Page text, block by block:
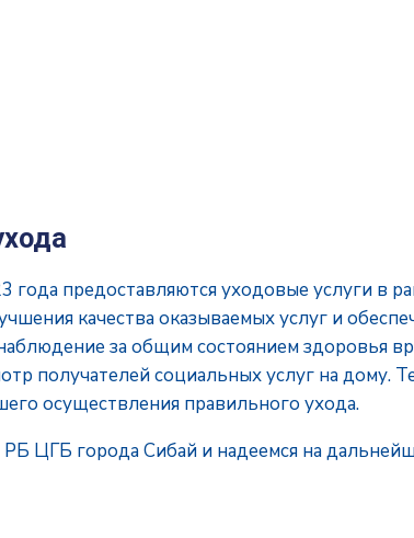
года предоставляются уходовые услуги в
качества оказываемых услуг и
за общим состоянием здоровья
получателей социальных услуг на дому.
осуществления правильного ухода.
ЦГБ города Сибай и надеемся на